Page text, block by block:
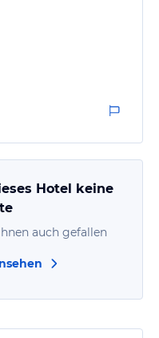
Hotel keine
auch gefallen